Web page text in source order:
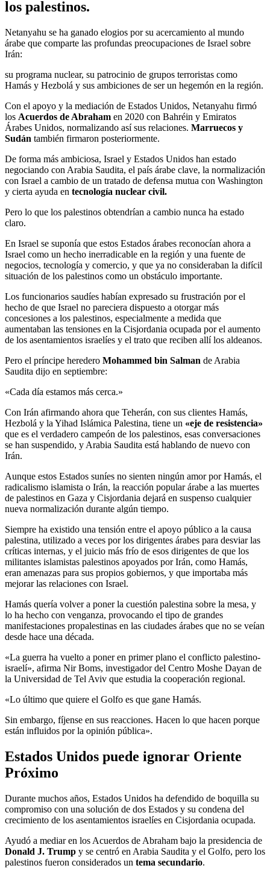
los palestinos.
Netanyahu se ha ganado elogios por su acercamiento al mundo
árabe que comparte las profundas preocupaciones de Israel sobre
Irán:
su programa nuclear, su patrocinio de grupos terroristas como
Hamás y Hezbolá y sus ambiciones de ser un hegemón en la región.
Con el apoyo y la mediación de Estados Unidos, Netanyahu firmó
los Acuerdos de Abraham en 2020 con Bahréin y Emiratos
Árabes Unidos, normalizando así sus relaciones. Marruecos y
Sudán también firmaron posteriormente.
De forma más ambiciosa, Israel y Estados Unidos han estado
negociando con Arabia Saudita, el país árabe clave, la normalización
con Israel a cambio de un tratado de defensa mutua con Washington
y cierta ayuda en tecnología nuclear civil.
Pero lo que los palestinos obtendrían a cambio nunca ha estado
claro.
En Israel se suponía que estos Estados árabes reconocían ahora a
Israel como un hecho inerradicable en la región y una fuente de
negocios, tecnología y comercio, y que ya no consideraban la difícil
situación de los palestinos como un obstáculo importante.
Los funcionarios saudíes habían expresado su frustración por el
hecho de que Israel no pareciera dispuesto a otorgar más
concesiones a los palestinos, especialmente a medida que
aumentaban las tensiones en la Cisjordania ocupada por el aumento
de los asentamientos israelíes y el trato que reciben allí los aldeanos.
Pero el príncipe heredero Mohammed bin Salman de Arabia
Saudita dijo en septiembre:
«Cada día estamos más cerca.»
Con Irán afirmando ahora que Teherán, con sus clientes Hamás,
Hezbolá y la Yihad Islámica Palestina, tiene un «eje de resistencia»
que es el verdadero campeón de los palestinos, esas conversaciones
se han suspendido, y Arabia Saudita está hablando de nuevo con
Irán.
Aunque estos Estados suníes no sienten ningún amor por Hamás, el
radicalismo islamista o Irán, la reacción popular árabe a las muertes
de palestinos en Gaza y Cisjordania dejará en suspenso cualquier
nueva normalización durante algún tiempo.
Siempre ha existido una tensión entre el apoyo público a la causa
palestina, utilizado a veces por los dirigentes árabes para desviar las
críticas internas, y el juicio más frío de esos dirigentes de que los
militantes islamistas palestinos apoyados por Irán, como Hamás,
eran amenazas para sus propios gobiernos, y que importaba más
mejorar las relaciones con Israel.
Hamás quería volver a poner la cuestión palestina sobre la mesa, y
lo ha hecho con venganza, provocando el tipo de grandes
manifestaciones propalestinas en las ciudades árabes que no se veían
desde hace una década.
«La guerra ha vuelto a poner en primer plano el conflicto palestino-
israelí», afirma Nir Boms, investigador del Centro Moshe Dayan de
la Universidad de Tel Aviv que estudia la cooperación regional.
«Lo último que quiere el Golfo es que gane Hamás.
Sin embargo, fíjense en sus reacciones. Hacen lo que hacen porque
están influidos por la opinión pública».
Estados Unidos puede ignorar Oriente
Próximo
Durante muchos años, Estados Unidos ha defendido de boquilla su
compromiso con una solución de dos Estados y su condena del
crecimiento de los asentamientos israelíes en Cisjordania ocupada.
Ayudó a mediar en los Acuerdos de Abraham bajo la presidencia de
Donald J. Trump y se centró en Arabia Saudita y el Golfo, pero los
palestinos fueron considerados un tema secundario.